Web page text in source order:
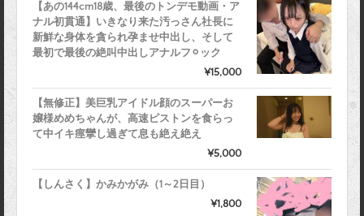
【あの144cm18歳、最後のトンデモ動画・ア
ナル初貫通】いきなり来た汚っさん社長に
新鮮な身体を貪られ孕ませ中出し、そして
最初で最後の絶叫中出しアナルフ⚪︎ック
¥15,000
【無修正】美巨乳アイドル顔のスーパーお
嬢様めめちゃんが、高速ピストンを食らっ
て中イキ痙攣し過ぎて息も絶え絶え
¥5,000
【しんさく】かみかがみ（1～2日目）
¥1,800